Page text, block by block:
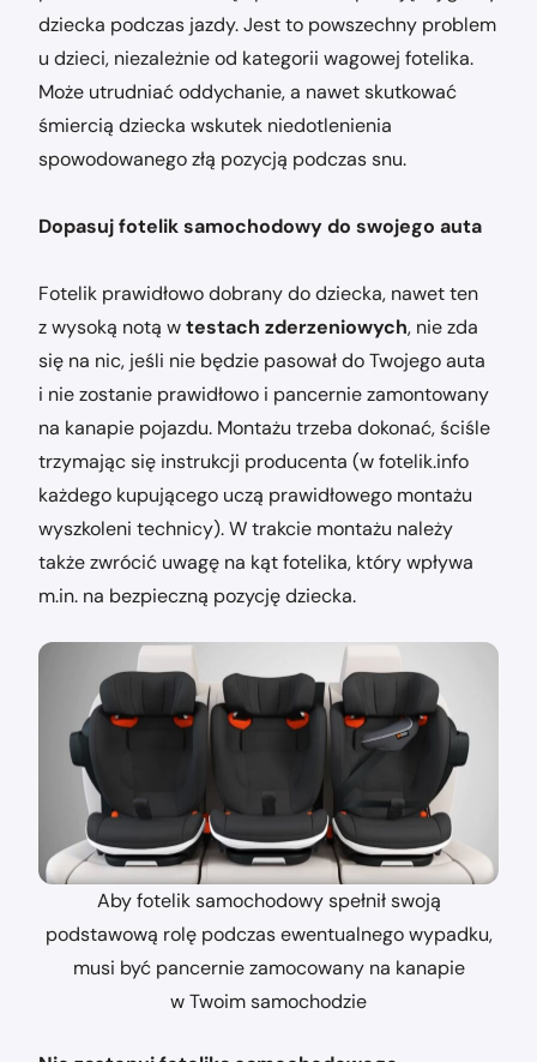
dziecka podczas jazdy. Jest to powszechny problem
u dzieci, niezależnie od kategorii wagowej fotelika.
Może utrudniać oddychanie, a nawet skutkować
śmiercią dziecka wskutek niedotlenienia
spowodowanego złą pozycją podczas snu.
Dopasuj fotelik samochodowy do swojego auta
Fotelik prawidłowo dobrany do dziecka, nawet ten
z wysoką notą wtestach zderzeniowych, nie zda
się na nic, jeśli nie będzie pasował do Twojego auta
i nie zostanie prawidłowo i pancernie zamontowany
na kanapie pojazdu. Montażu trzeba dokonać, ściśle
trzymając się instrukcji producenta (w fotelik.info
każdego kupującego uczą prawidłowego montażu
wyszkoleni technicy). W trakcie montażu należy
także zwrócić uwagę na kąt fotelika, który wpływa
m.in. na bezpieczną pozycję dziecka.
Aby fotelik samochodowy spełnił swoją
podstawową rolę podczas ewentualnego wypadku,
musi być pancernie zamocowany na kanapie
w Twoim samochodzie